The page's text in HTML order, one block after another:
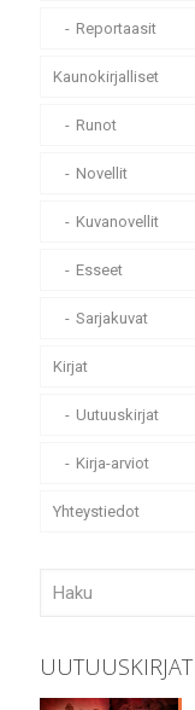
Reportaasit
Kaunokirjalliset
Runot
Novellit
Kuvanovellit
Esseet
Sarjakuvat
Kirjat
Uutuuskirjat
Kirja-arviot
Yhteystiedot
UUTUUSKIRJAT